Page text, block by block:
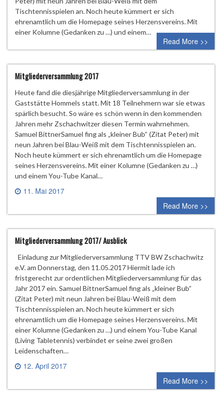
Tischtennisspielen an. Noch heute kümmert er sich
ehrenamtlich um die Homepage seines Herzensvereins. Mit
einer Kolumne (Gedanken zu …) und einem…
Read More >>
Mitgliederversammlung 2017
Heute fand die diesjährige Mitgliederversammlung in der
Gaststätte Hommels statt. Mit 18 Teilnehmern war sie etwas
spärlich besucht. So wäre es schön wenn in den kommenden
Jahren mehr Zschachwitzer diesen Termin wahrnehmen.
Samuel BittnerSamuel fing als „kleiner Bub“ (Zitat Peter) mit
neun Jahren bei Blau-Weiß mit dem Tischtennisspielen an.
Noch heute kümmert er sich ehrenamtlich um die Homepage
seines Herzensvereins. Mit einer Kolumne (Gedanken zu …)
und einem You-Tube Kanal…
11. Mai 2017
0 comment
Read More >>
Mitgliederversammlung 2017/ Ausblick
Einladung zur Mitgliederversammlung TTV BW Zschachwitz
e.V. am Donnerstag, den 11.05.2017 Hiermit lade ich
fristgerecht zur ordentlichen Mitgliederversammlung für das
Jahr 2017 ein. Samuel BittnerSamuel fing als „kleiner Bub“
(Zitat Peter) mit neun Jahren bei Blau-Weiß mit dem
Tischtennisspielen an. Noch heute kümmert er sich
ehrenamtlich um die Homepage seines Herzensvereins. Mit
einer Kolumne (Gedanken zu …) und einem You-Tube Kanal
(Living Tabletennis) verbindet er seine zwei großen
Leidenschaften…
12. April 2017
1 comment
Read More >>